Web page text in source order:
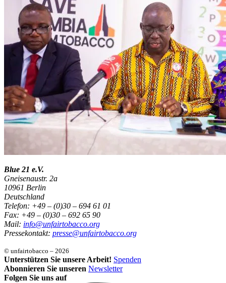
Blue 21 e.V.
Gneisenaustr. 2a
10961 Berlin
Deutschland
Telefon: +49 – (0)30 – 694 61 01
Fax: +49 – (0)30 – 692 65 90
Mail: info@unfairtobacco.org
Pressekontakt: presse@unfairtobacco.org
© unfairtobacco – 2026
Unterstützen Sie unsere Arbeit! Spenden
Abonnieren Sie unseren Newsletter
Folgen Sie uns auf